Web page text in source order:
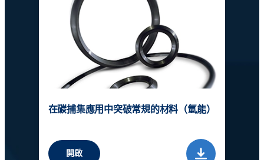
在碳捕集應用中突破常規的材料（氫能）
開啟